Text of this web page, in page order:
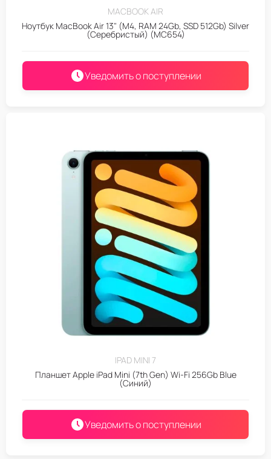
MACBOOK AIR
Ноутбук MacBook Air 13" (M4, RAM 24Gb, SSD 512Gb) Silver
(Серебристый) (MC654)
Уведомить о поступлении
IPAD MINI 7
Планшет Apple iPad Mini (7th Gen) Wi-Fi 256Gb Blue
(Синий)
Уведомить о поступлении